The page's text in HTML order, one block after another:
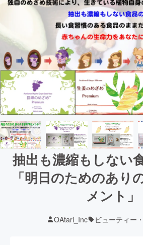
抽出も濃縮もしない
「明日のためのあり
メント」
OAtari_Inc ビューティー